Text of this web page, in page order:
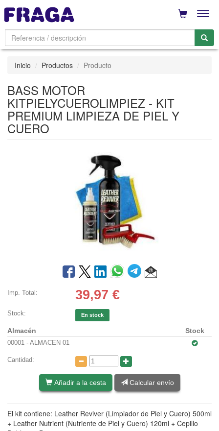
Inicio Productos Producto
BASS MOTOR
KITPIELYCUEROLIMPIEZ - KIT
PREMIUM LIMPIEZA DE PIEL Y
CUERO
Imp. Total: 39,97 €
Stock: En stock
Almacén Stock
00001 - ALMACEN 01
Cantidad:
Añadir a la cesta Calcular envío
El kit contiene: Leather Reviver (Limpiador de Piel y Cuero) 500ml
+ Leather Nutrient (Nutriente de Piel y Cuero) 120ml + Cepillo